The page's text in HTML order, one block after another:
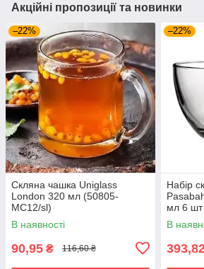
Акційні пропозиції та новинки
–22%
Скляна чашка Uniglass
London 320 мл (50805-
МС12/sl)
В наявності
90,95 ₴ 116,60 ₴
–22%
Набір
мл 6
В